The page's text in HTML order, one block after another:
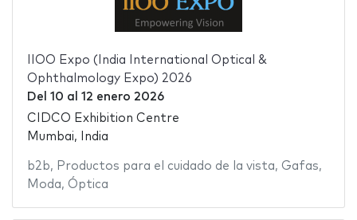
IIOO Expo (India International Optical &
Ophthalmology Expo) 2026
Del 10 al 12 enero 2026
CIDCO Exhibition Centre
Mumbai, India
b2b, Productos para el cuidado de la vista, Gafas,
Moda, Óptica